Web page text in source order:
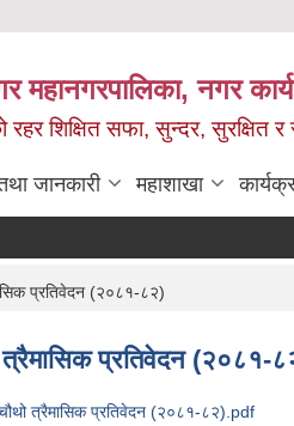
महानगरपालिका, नगर
रहर शिक्षित सफा, सुन्दर, सुरक्षित र
जानकारी महाशाखा
प्रतिवेदन (२०८१-८२)
प्रतिवेदन (२०८१-
त्रैमासिक प्रतिवेदन (२०८१-८२).pdf